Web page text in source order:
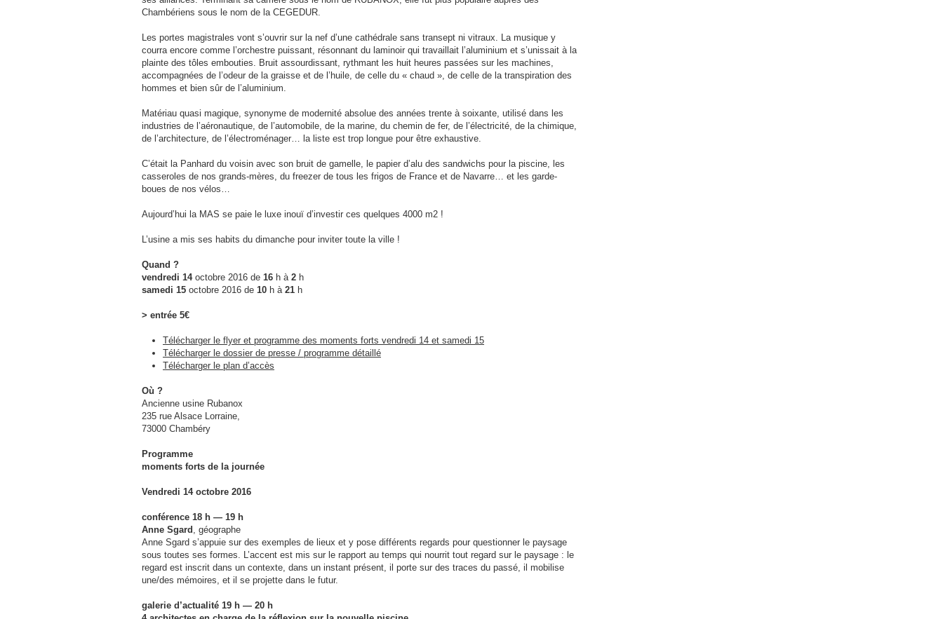
Chambériens sous le nom de la CEGEDUR.
Les portes magistrales vont s’ouvrir sur la nef d’une cathédrale sans transept ni vitraux. La musique y
courra encore comme l’orchestre puissant, résonnant du laminoir qui travaillait l’aluminium et s’unissait à la
plainte des tôles embouties. Bruit assourdissant, rythmant les huit heures passées sur les machines,
accompagnées de l’odeur de la graisse et de l’huile, de celle du « chaud », de celle de la transpiration des
hommes et bien sûr de l’aluminium.
Matériau quasi magique, synonyme de modernité absolue des années trente à soixante, utilisé dans les
industries de l’aéronautique, de l’automobile, de la marine, du chemin de fer, de l’électricité, de la chimique,
de l’architecture, de l’électroménager… la liste est trop longue pour être exhaustive.
C’était la Panhard du voisin avec son bruit de gamelle, le papier d’alu des sandwichs pour la piscine, les
casseroles de nos grands-mères, du freezer de tous les frigos de France et de Navarre… et les garde-
boues de nos vélos…
Aujourd’hui la MAS se paie le luxe inouï d’investir ces quelques 4000 m2 !
L’usine a mis ses habits du dimanche pour inviter toute la ville !
Quand ?
vendredi 14 octobre 2016 de 16 h à 2 h
samedi 15 octobre 2016 de 10 h à 21 h
> entrée 5€
Télécharger le flyer et programme des moments forts vendredi 14 et samedi 15
Télécharger le dossier de presse / programme détaillé
Télécharger le plan d’accès
Où ?
Ancienne usine Rubanox
235 rue Alsace Lorraine,
73000 Chambéry
Programme
moments forts de la journée
Vendredi 14 octobre 2016
conférence 18 h — 19 h
Anne Sgard , géographe
Anne Sgard s’appuie sur des exemples de lieux et y pose différents regards pour questionner le paysage
sous toutes ses formes. L’accent est mis sur le rapport au temps qui nourrit tout regard sur le paysage : le
regard est inscrit dans un contexte, dans un instant présent, il porte sur des traces du passé, il mobilise
une/des mémoires, et il se projette dans le futur.
galerie d’actualité 19 h — 20 h